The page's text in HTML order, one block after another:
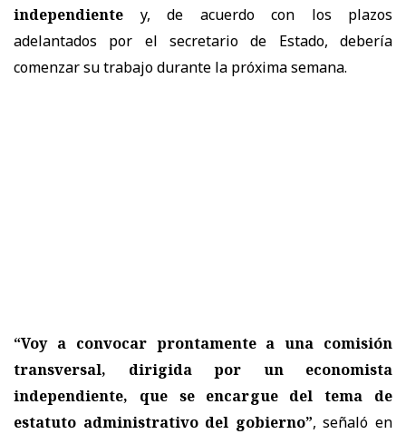
independiente y, de acuerdo con los plazos
adelantados por el secretario de Estado, debería
comenzar su trabajo durante la próxima semana.
“Voy a convocar prontamente a una comisión
transversal, dirigida por un economista
independiente, que se encargue del tema de
estatuto administrativo del gobierno”, señaló en